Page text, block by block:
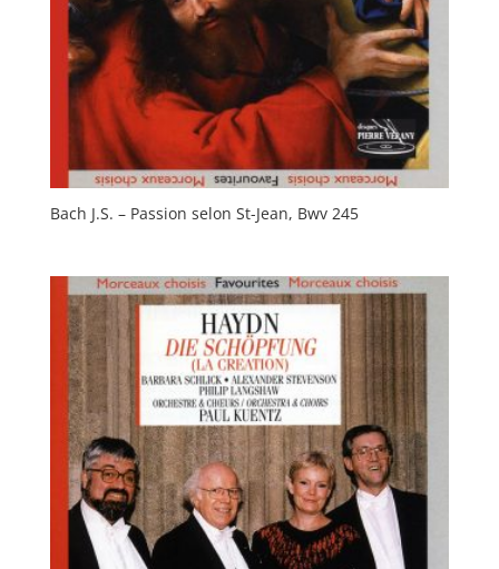
Bach J.S. – Passion selon St-Jean, Bwv 245